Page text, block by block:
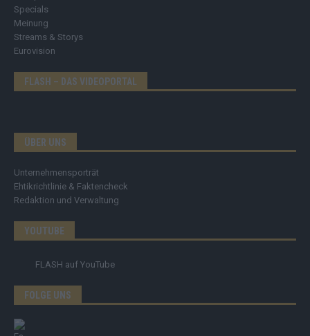
Specials
Meinung
Streams & Storys
Eurovision
FLASH – DAS VIDEOPORTAL
ÜBER UNS
Unternehmensporträt
Ehtikrichtlinie & Faktencheck
Redaktion und Verwaltung
YOUTUBE
FLASH auf YouTube
FOLGE UNS